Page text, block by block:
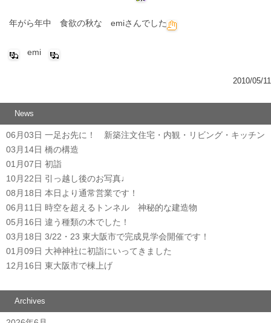
年がら年中 食欲の秋な emiさんでした
emi
2010/05/11
News
06月03日 一足お先に！ 新築注文住宅・内観・リビング・キッチン
03月14日 橋の構造
01月07日 初詣
10月22日 引っ越し後のお写真♩
08月18日 本日より通常営業です！
06月11日 時空を超えるトンネル 神秘的な建造物
05月16日 違う種類の木でした！
03月18日 3/22・23 東大阪市で完成見学会開催です！
01月09日 大神神社に初詣にいってきました
12月16日 東大阪市で棟上げ
Archives